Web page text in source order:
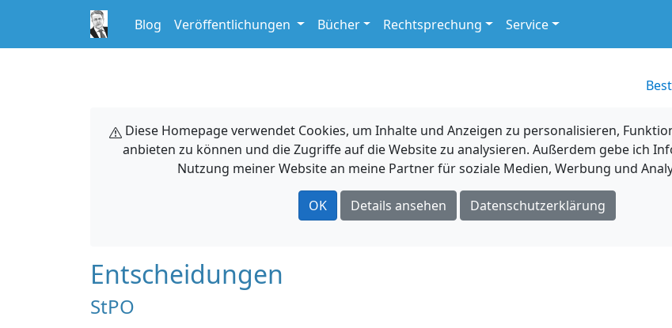
Blog Veröffentlichungen Bücher Rechtsprechung Service
Diese Homepage verwendet Cookies, um Inhalte und Anzeigen zu personalisieren,
anbieten zu können und die Zugriffe auf die Website zu analysieren. Außerdem gebe ich
Nutzung meiner Website an meine Partner für soziale Medien, Werbung und
OK Details ansehen Datenschutzerklärung
Entscheidungen
StPO